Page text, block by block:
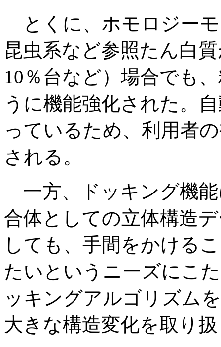
とくに、ホモロジー
昆虫系など参照たん白
10％台など）場合でも
うに機能強化された。
っているため、利用者
される。
一方、ドッキング機
合体としての立体構造
しても、手間をかける
たいというニーズにこ
ッキングアルゴリズム
大きな構造変化を取り